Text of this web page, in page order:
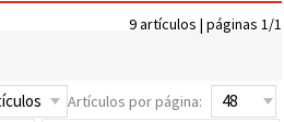
9 artículos | páginas 1/1
Artículos por página: